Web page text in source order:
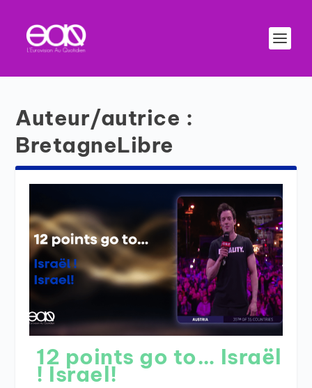
Auteur/autrice :
BretagneLibre
12 points go to… Israël
! Israel!